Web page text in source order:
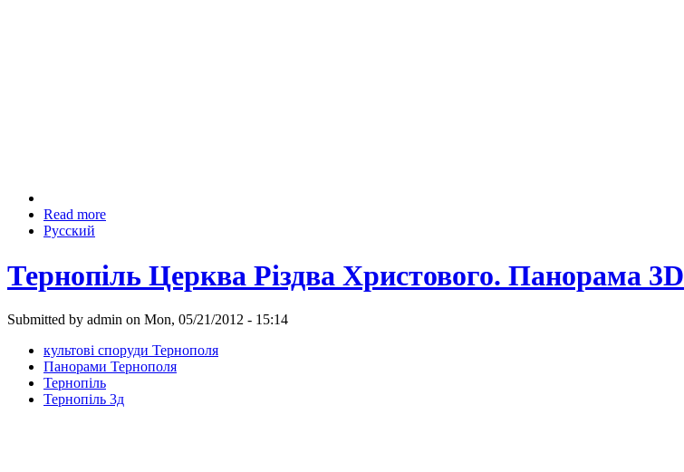
Read more
Русский
Тернопіль Церква Різдва Христового. Панорама 3D
Submitted by admin on Mon, 05/21/2012 - 15:14
культові споруди Тернополя
Панорами Тернополя
Тернопіль
Тернопіль 3д